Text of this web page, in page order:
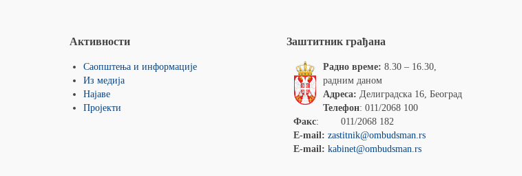
Активности
Саопштења и информације
Из медија
Најаве
Пројекти
Заштитник грађана
Радно време: 8.30 – 16.30,
радним даном
Адреса: Делиградска 16, Београд
Телефон: 011/2068 100
Факс: 011/2068 182
E-mail: zastitnik@ombudsman.rs
E-mail: kabinet@ombudsman.rs